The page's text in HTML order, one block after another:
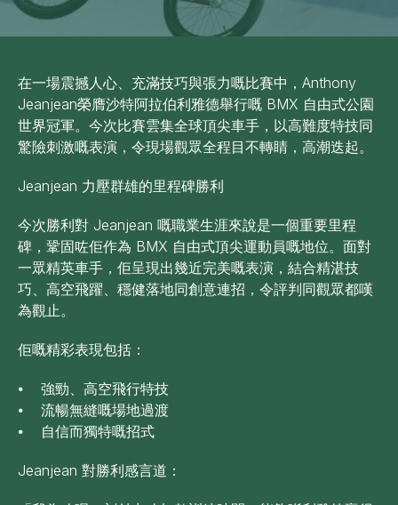
在一場震撼人心、充滿技巧與張力嘅比賽中，Anthony
Jeanjean榮膺沙特阿拉伯利雅德舉行嘅 BMX 自由式公園
世界冠軍。今次比賽雲集全球頂尖車手，以高難度特技同
驚險刺激嘅表演，令現場觀眾全程目不轉睛，高潮迭起。
Jeanjean 力壓群雄的里程碑勝利
今次勝利對 Jeanjean 嘅職業生涯來說是一個重要里程
碑，鞏固咗佢作為 BMX 自由式頂尖運動員嘅地位。面對
一眾精英車手，佢呈現出幾近完美嘅表演，結合精湛技
巧、高空飛躍、穩健落地同創意連招，令評判同觀眾都嘆
為觀止。
佢嘅精彩表現包括：
⦁ 強勁、高空飛行特技
⦁ 流暢無縫嘅場地過渡
⦁ 自信而獨特嘅招式
Jeanjean 對勝利感言道：